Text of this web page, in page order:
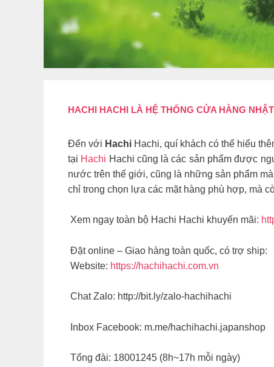
HACHI HACHI LÀ HỆ THỐNG CỬA HÀNG
Đến với Hachi Hachi, quí khách có thể hiểu
tại Hachi Hachi cũng là các sản phẩm được
nước trên thế giới, cũng là những sản phẩm
chỉ trong chọn lựa các mặt hàng phù hợp, mà
Xem ngay toàn bộ Hachi Hachi khuyến mãi:
Đặt online – Giao hàng toàn quốc, có trợ ship:
Website: https://hachihachi.com.vn
Chat Zalo: http://bit.ly/zalo-hachihachi
Inbox Facebook: m.me/hachihachi.japanshop
Tổng đài: 18001245 (8h~17h mỗi ngày)